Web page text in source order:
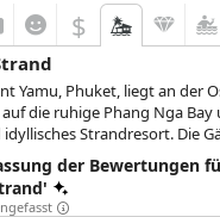
$
Yamu, Phuket, liegt an der
die ruhige Phang Nga Bay
Strandresort. Die
oder dem Infinity-Pool aus
und eine
der Bewertungen